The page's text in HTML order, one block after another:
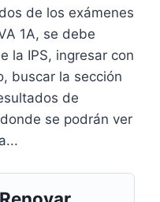
de los exámenes
1A, se debe
la IPS, ingresar con
buscar la sección
de
se podrán ver